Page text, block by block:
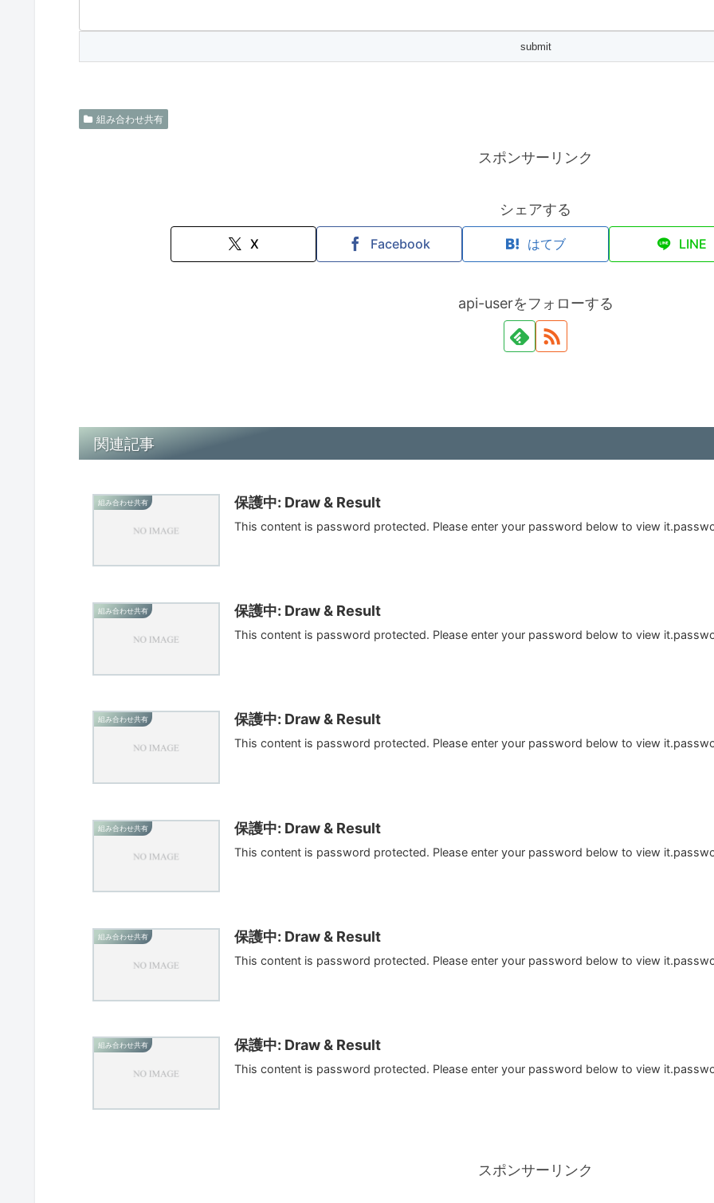
組み合わせ共有
スポンサーリンク
シェアする
X Facebook はてブ LINE
api-userをフォローする
関連記事
組み合わせ共有 保護中: Draw & Result
This content is password protected. Please enter your password below to view
組み合わせ共有 保護中: Draw & Result
This content is password protected. Please enter your password below to view
組み合わせ共有 保護中: Draw & Result
This content is password protected. Please enter your password below to view
組み合わせ共有 保護中: Draw & Result
This content is password protected. Please enter your password below to view
組み合わせ共有 保護中: Draw & Result
This content is password protected. Please enter your password below to view
組み合わせ共有 保護中: Draw & Result
This content is password protected. Please enter your password below to view
スポンサーリンク